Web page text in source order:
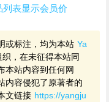
列表显示会员价
或标注，均为本站 Ya
，在未征得本站同
本站内容到任何网
内容侵犯了原著者的
文链接 https://yangju